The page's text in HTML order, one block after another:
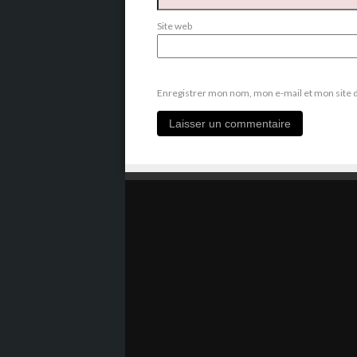
Site web
Enregistrer mon nom, mon e-mail et mon site